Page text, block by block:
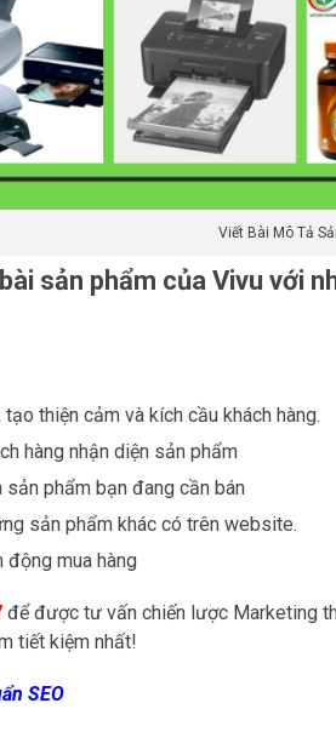
Viết Bài Mô Tả
sản phẩm của Vivu với
thiện cảm và kích cầu khách hàng.
hàng nhận diện sản phẩm
phẩm bạn đang cần bán
sản phẩm khác có trên website.
động mua hàng
để được tư vấn chiến lược Marketing
tiết kiệm nhất!
SEO